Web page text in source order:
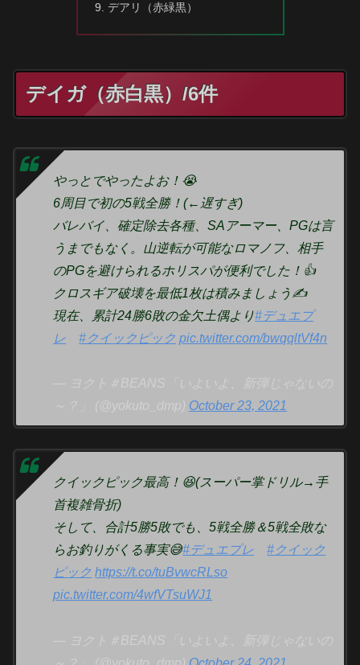
デアリ（赤緑黒）
デイガ（赤白黒）/6件
やっとでやったよお！😭
6周目で初の5戦全勝！(←遅すぎ)
バレバイ、確定除去各種、SAアーマー、PGは言
うまでもなく。山逆転が可能なロマノフ、相手
のPGを避けられるホリスパが便利でした！👍
クロスギア破壊を最低1枚は積みましょう✍️
現在、累計24勝6敗の金欠土偶より#デュエプ
レ
#クイックピック pic.twitter.com/bwqqltVf4n
— ヨクト＃BEANS「いよいよ、新弾じゃないの
～？」 (@yokuto_dmp) October 23, 2021
クイックピック最高！😆(スーパー掌ドリル→手
首複雑骨折)
そして、合計5勝5敗でも、5戦全勝＆5戦全敗な
らお釣りがくる事実😅#デュエプレ
#クイック
ピック https://t.co/tuBvwcRLso
pic.twitter.com/4wfVTsuWJ1
— ヨクト＃BEANS「いよいよ、新弾じゃないの